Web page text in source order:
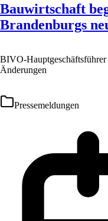
Bauwirtschaft
Brandenburgs
BIVO-
Änderungen
Pressemeldungen